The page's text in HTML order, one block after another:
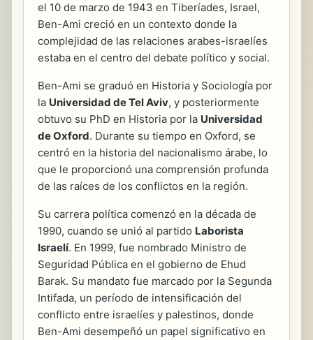
el 10 de marzo de 1943 en Tiberíades, Israel,
Ben-Ami creció en un contexto donde la
complejidad de las relaciones arabes-israelíes
estaba en el centro del debate político y social.
Ben-Ami se graduó en Historia y Sociología por
la Universidad de Tel Aviv, y posteriormente
obtuvo su PhD en Historia por la Universidad
de Oxford. Durante su tiempo en Oxford, se
centró en la historia del nacionalismo árabe, lo
que le proporcionó una comprensión profunda
de las raíces de los conflictos en la región.
Su carrera política comenzó en la década de
1990, cuando se unió al partido Laborista
Israelí. En 1999, fue nombrado Ministro de
Seguridad Pública en el gobierno de Ehud
Barak. Su mandato fue marcado por la Segunda
Intifada, un período de intensificación del
conflicto entre israelíes y palestinos, donde
Ben-Ami desempeñó un papel significativo en